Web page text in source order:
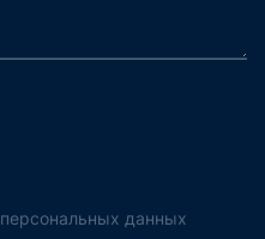
персональных данных